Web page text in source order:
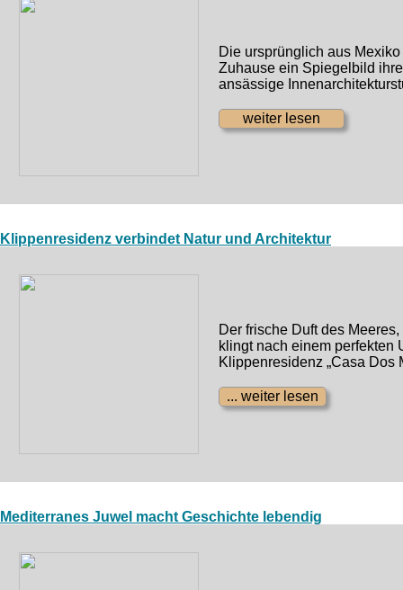
Die ursprünglich aus
Zuhause ein Spiegelbild
ansässige
Klippenresidenz verbindet Natur und Architektur
Der frische Duft des
klingt nach einem perfekten
Klippenresidenz „Casa Dos
Mediterranes Juwel macht Geschichte lebendig